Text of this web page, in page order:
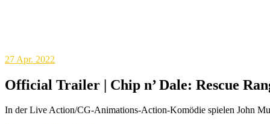
27 Apr. 2022
Official Trailer | Chip n’ Dale: Rescue
In der Live Action/CG-Animations-Action-Komödie spielen John